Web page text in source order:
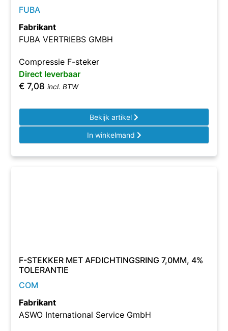
FUBA
Fabrikant
FUBA VERTRIEBS GMBH
Compressie F-steker
Direct leverbaar
€ 7,08 incl. BTW
Bekijk artikel
In winkelmand
F-STEKKER MET AFDICHTINGSRING 7,0MM, 4%
TOLERANTIE
COM
Fabrikant
ASWO International Service GmbH